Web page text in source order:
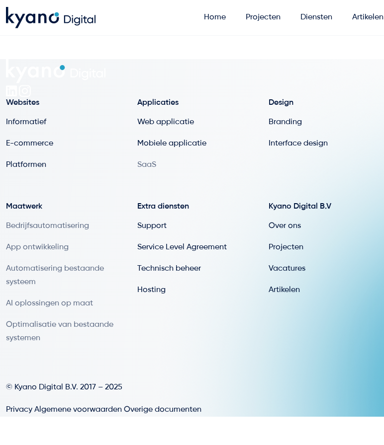
Home Projecten Diensten Artikelen
Diensten
Contact
Websites
Informatief
E-commerce
Platformen
Applicaties
Web applicatie
Mobiele applicatie
SaaS
Design
Branding
Interface design
Maatwerk
Bedrijfsautomatisering
App ontwikkeling
Automatisering bestaande
systeem
AI oplossingen op maat
Optimalisatie van bestaande
systemen
Extra diensten
Support
Service Level Agreement
Technisch beheer
Hosting
Kyano Digital B.V
Over ons
Projecten
Vacatures
Artikelen
© Kyano Digital B.V. 2017 – 2025
Privacy Algemene voorwaarden Overige documenten